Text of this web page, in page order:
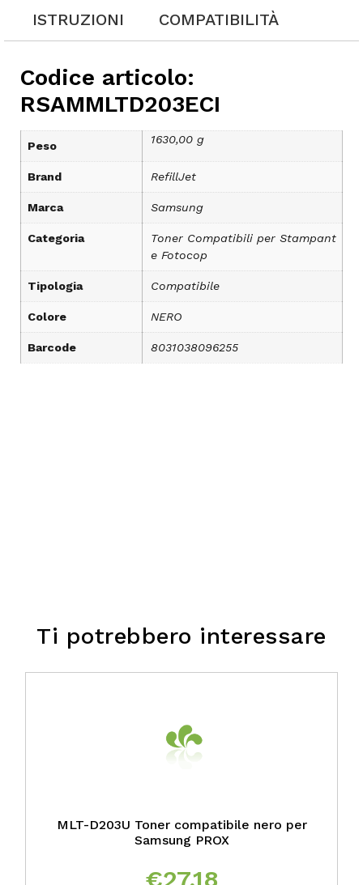
ISTRUZIONI COMPATIBILITÀ
Codice articolo:
RSAMMLTD203ECI
Peso 1630,00 g
Brand RefillJet
Marca Samsung
Categoria
Toner Compatibili per Stampant
e Fotocop
Tipologia Compatibile
Colore NERO
Barcode 8031038096255
Ti potrebbero interessare
MLT-D203U Toner compatibile nero per
Samsung PROX
€27,18